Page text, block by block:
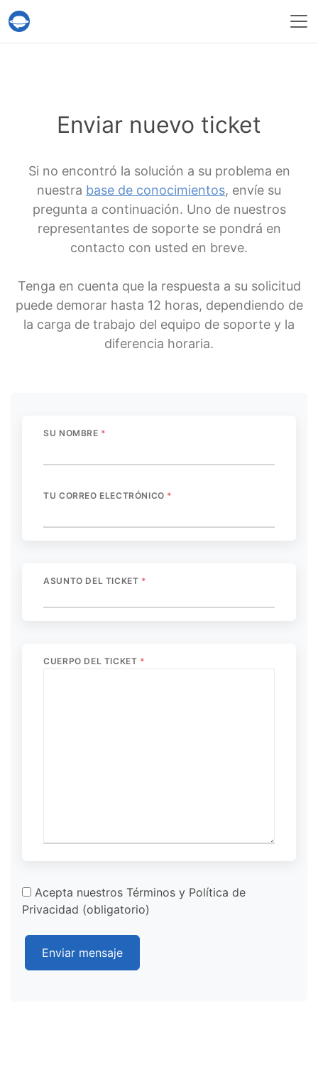
Servicio Help Desk Migration
Enviar nuevo ticket
Si no encontró la solución a su problema en
nuestra base de conocimientos, envíe su
pregunta a continuación. Uno de nuestros
representantes de soporte se pondrá en
contacto con usted en breve.
Tenga en cuenta que la respuesta a su solicitud
puede demorar hasta 12 horas, dependiendo de
la carga de trabajo del equipo de soporte y la
diferencia horaria.
SU NOMBRE *
TU CORREO ELECTRÓNICO *
ASUNTO DEL TICKET *
CUERPO DEL TICKET *
Acepta nuestros Términos y Política de
Privacidad (obligatorio)